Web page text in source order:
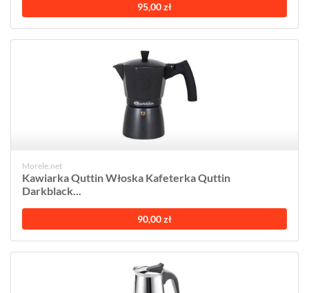
95,00 zł
Morele.net
Kawiarka Quttin Włoska Kafeterka Quttin
Darkblack...
90,00 zł